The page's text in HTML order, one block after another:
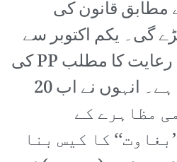
مطابق قانون کی
گی۔ یکم اکتوبر سے
پہلے کسی قسم کی رعایت کا مطلب PP کی
حکومت کا ختم ہونا ہے۔ انہوں نے اب 20
مظاہرے کے
کا کیس بنا